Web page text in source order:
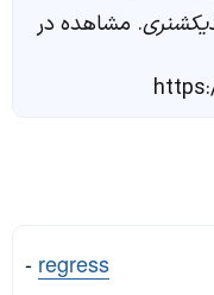
. مشاهده در
- regress